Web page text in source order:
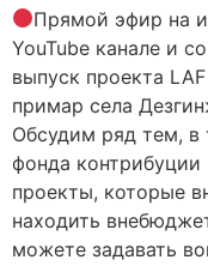
Прямой эфир на
YouTube канале и
выпуск проекта LAF
примар села
Обсудим ряд тем, в
фонда контрибуции
проекты, которые
находить
можете задавать